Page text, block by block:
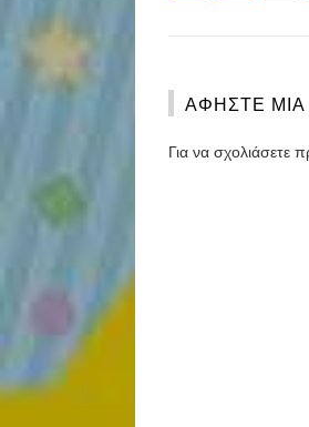
ΑΦΉΣΤΕ
Για να σχολιάσετε